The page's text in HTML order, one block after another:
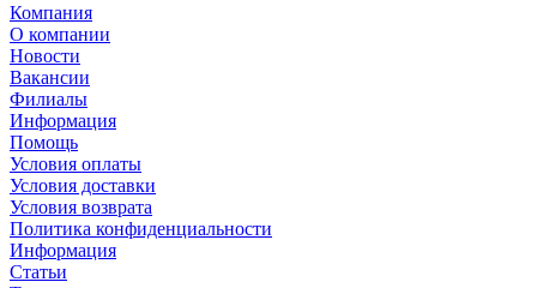
Компания
О компании
Новости
Вакансии
Филиалы
Информация
Помощь
Условия оплаты
Условия доставки
Условия возврата
Политика конфиденциальности
Информация
Статьи